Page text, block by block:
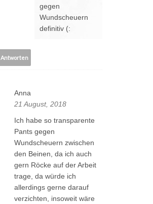
gegen
Wundscheuern
definitiv (:
Antworten
Anna
21 August, 2018
Ich habe so transparente
Pants gegen
Wundscheuern zwischen
den Beinen, da ich auch
gern Röcke auf der Arbeit
trage, da würde ich
allerdings gerne darauf
verzichten, insoweit wäre